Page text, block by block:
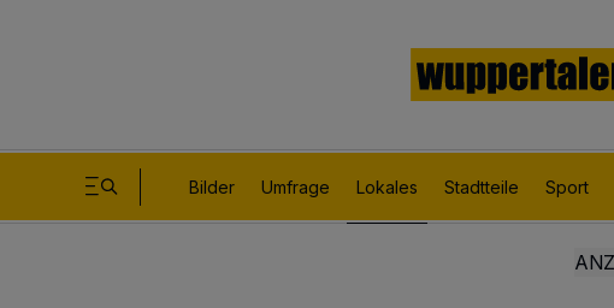
Bilder Umfrage Lokales Stadtteile Sport